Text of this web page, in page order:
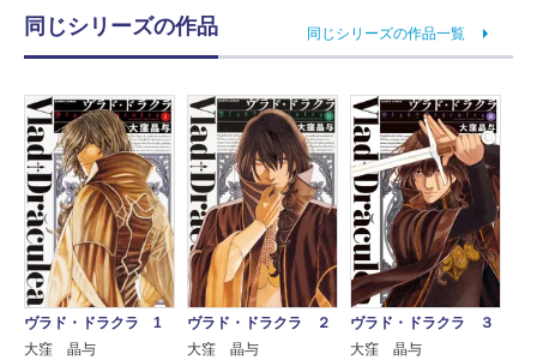
同じシリーズの作品 同じシリーズの作品一覧
ヴラド・ドラクラ 1
大窪 晶与
ヴラド・ドラクラ ２
大窪 晶与
ヴラド・ドラクラ ３
大窪 晶与